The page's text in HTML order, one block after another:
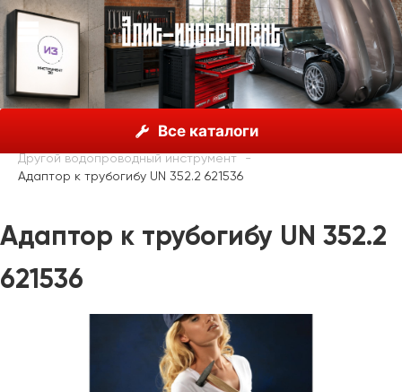
Все каталоги
Unior, Словения
Сантехнический инструмент
Другой водопроводный инструмент
Адаптор к трубогибу UN 352.2 621536
Адаптор к трубогибу UN 352.2
621536